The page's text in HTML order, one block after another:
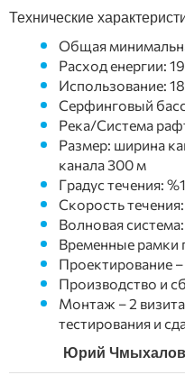
Технические
Общая
Расход енергии:
Использование:
Серфинговый
Река/Система
Размер: ширина
канала 300 м
Градус течения:
Скорость
Волновая
Временные рамки
Проектирование –
Производство и
Монтаж – 2
тестирования и
Юрий Чмыхалов